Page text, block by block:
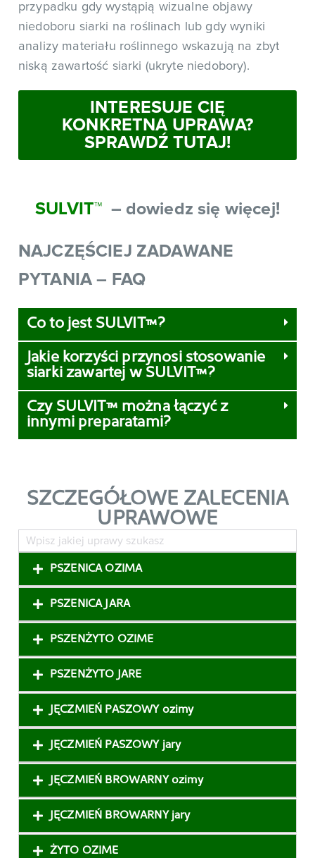
przypadku gdy wystąpią wizualne objawy
niedoboru siarki na roślinach lub gdy wyniki
analizy materiału roślinnego wskazują na zbyt
niską zawartość siarki (ukryte niedobory).
INTERESUJE CIĘ
KONKRETNA UPRAWA?
SPRAWDŹ TUTAJ!
SULVIT™ – dowiedz się więcej!
NAJCZĘŚCIEJ ZADAWANE
PYTANIA – FAQ
Co to jest SULVIT™?
Jakie korzyści przynosi stosowanie
siarki zawartej w SULVIT™?
Czy SULVIT™ można łączyć z
innymi preparatami?
SZCZEGÓŁOWE ZALECENIA
UPRAWOWE
PSZENICA OZIMA
PSZENICA JARA
PSZENŻYTO OZIME
PSZENŻYTO JARE
JĘCZMIEŃ PASZOWY ozimy
JĘCZMIEŃ PASZOWY jary
JĘCZMIEŃ BROWARNY ozimy
JĘCZMIEŃ BROWARNY jary
ŻYTO OZIME